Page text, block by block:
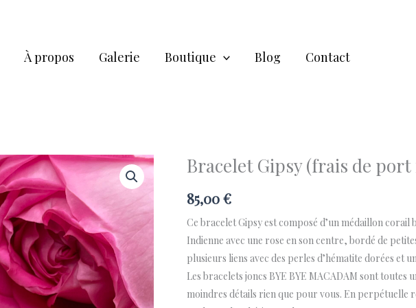
À propos Galerie Boutique Blog Contact
Bracelet Gipsy (frais de
85,00€
Ce bracelet Gipsy est composé d’un médaillon corail
Indienne avec une rose en son centre, bordé de
plusieurs liens avec des perles d’hématite dorées et
Les bracelets joncs BYE BYE MACADAM sont toutes
moindres détails rien que pour vous. En perpétuelle
quantité
Bracelet
Gipsy
(frais
de
port
inclus)